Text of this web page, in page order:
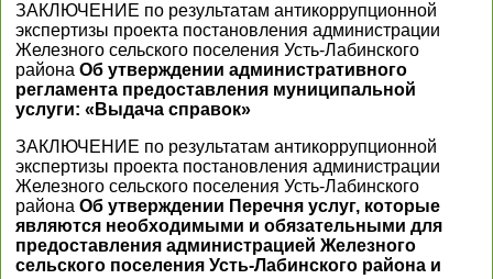
ЗАКЛЮЧЕНИЕ по результатам антикоррупционной
экспертизы проекта постановления администрации
Железного сельского поселения Усть-Лабинского
района Об утверждении административного
регламента предоставления муниципальной
услуги: «Выдача справок»
ЗАКЛЮЧЕНИЕ по результатам антикоррупционной
экспертизы проекта постановления администрации
Железного сельского поселения Усть-Лабинского
района Об утверждении Перечня услуг, которые
являются необходимыми и обязательными для
предоставления администрацией Железного
сельского поселения Усть-Лабинского района и